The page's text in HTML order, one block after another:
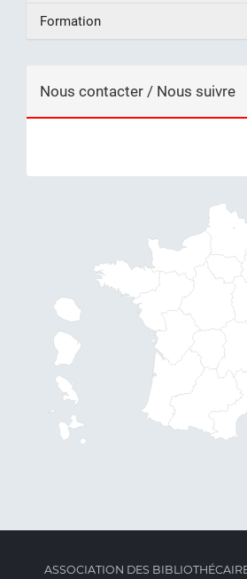
Formation
Nous contacter / Nous suivre
ASSOCIATION DES